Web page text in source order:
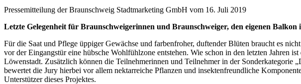
Pressemitteilung der Braunschweig Stadtmarketing GmbH vom 16. Juli 2019
Letzte Gelegenheit für Braunschweigerinnen und Braunschweiger, den eigenen
Für die Saat und Pflege üppiger Gewächse und farbenfroher, duftender Blüten braucht es
vor der Eingangstür eine hübsche Wohlfühlzone entstehen. Wie schon in den letzten Jahren
Löwenstadt. Zusätzlich können die Teilnehmerinnen und Teilnehmer in der
bewertet die Jury hierbei vor allem nektarreiche Pflanzen und insektenfreundliche
Unterstützer dieses Projektes.